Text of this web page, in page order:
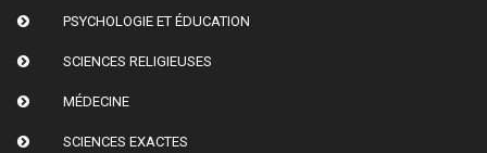
PSYCHOLOGIE ET ÉDUCATION
SCIENCES RELIGIEUSES
MÉDECINE
SCIENCES EXACTES